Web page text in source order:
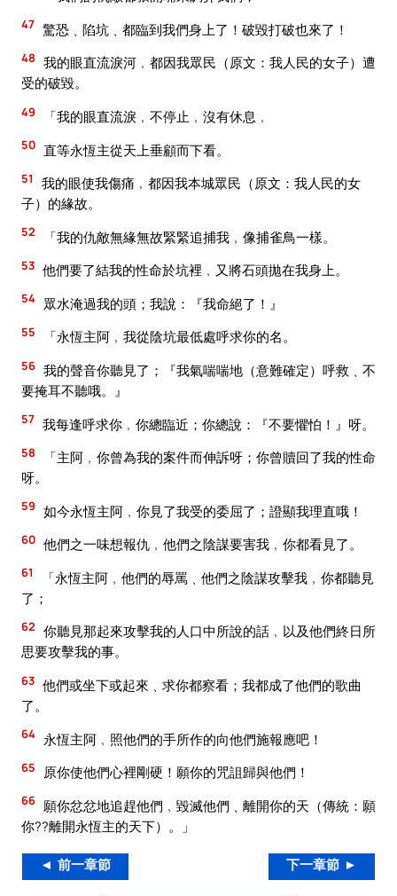
47 驚恐﹑陷坑﹑都臨到我們身上了！破毀打破也來了！
48 我的眼直流淚河﹐都因我眾民（原文：我人民的女子）遭
受的破毀。
49 「我的眼直流淚﹐不停止﹐沒有休息﹐
50 直等永恆主從天上垂顧而下看。
51
我的眼使我傷痛﹐都因我本城眾民（原文：我人民的女
子）的緣故。
52 「我的仇敵無緣無故緊緊追捕我﹐像捕雀鳥一樣。
53 他們要了結我的性命於坑裡﹐又將石頭拋在我身上。
54 眾水淹過我的頭；我說：『我命絕了！』
55 「永恆主阿﹐我從陰坑最低處呼求你的名。
56 我的聲音你聽見了；『我氣喘喘地（意難確定）呼救﹑不
要掩耳不聽哦。』
57 我每逢呼求你﹐你總臨近；你總說：『不要懼怕！』呀。
58
「主阿﹐你曾為我的案件而伸訴呀；你曾贖回了我的性命
呀。
59 如今永恆主阿﹐你見了我受的委屈了；證顯我理直哦！
60 他們之一味想報仇﹐他們之陰謀要害我﹐你都看見了。
61
「永恆主阿﹐他們的辱罵﹑他們之陰謀攻擊我﹐你都聽見
了；
62 你聽見那起來攻擊我的人口中所說的話﹐以及他們終日所
思要攻擊我的事。
63 他們或坐下或起來﹑求你都察看；我都成了他們的歌曲
了。
64 永恆主阿﹐照他們的手所作的向他們施報應吧！
65 原你使他們心裡剛硬！願你的咒詛歸與他們！
66 願你忿忿地追趕他們﹐毀滅他們﹑離開你的天（傳統：願
你??離開永恆主的天下）。」
◄ 前一章節 下一章節 ►